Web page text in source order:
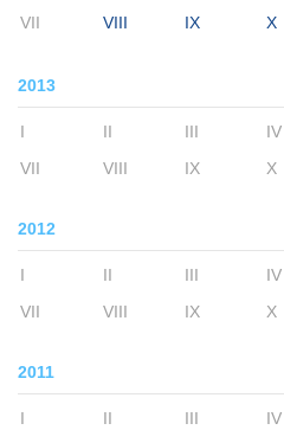
VII VIII IX X
2013
I II III IV
VII
VIII IX X
2012
I II III IV
VII
VIII IX X
2011
I II III IV